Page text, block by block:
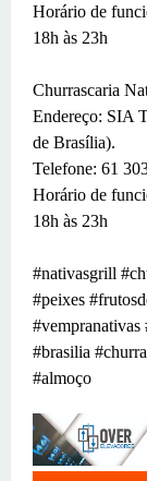
Horário de
18h às 23h
Churrascaria
Endereço: SIA
de Brasília).
Telefone: 61
Horário de
18h às 23h
#nativasgrill
#peixes
#vempranativas
#brasilia
#almoço